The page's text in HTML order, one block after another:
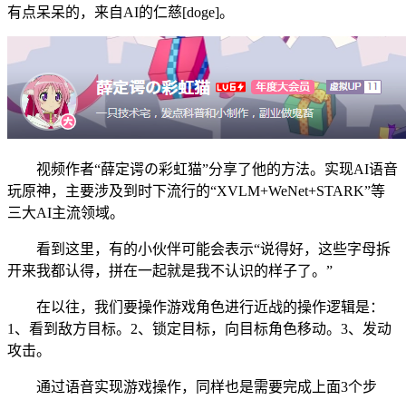
有点呆呆的，来自AI的仁慈[doge]。
视频作者“薛定谔の彩虹猫”分享了他的方法。实现AI语音
玩原神，主要涉及到时下流行的“XVLM+WeNet+STARK”等
三大AI主流领域。
看到这里，有的小伙伴可能会表示“说得好，这些字母拆
开来我都认得，拼在一起就是我不认识的样子了。”
在以往，我们要操作游戏角色进行近战的操作逻辑是：
1、看到敌方目标。2、锁定目标，向目标角色移动。3、发动
攻击。
通过语音实现游戏操作，同样也是需要完成上面3个步